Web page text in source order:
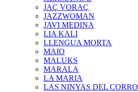
JAÇ VORAÇ
JAZZWOMAN
JAVI MEDINA
LIA KALI
LLENGUA MORTA
MAIO
MALUKS
MARALA
LA MARIA
LAS NINYAS DEL CORRO